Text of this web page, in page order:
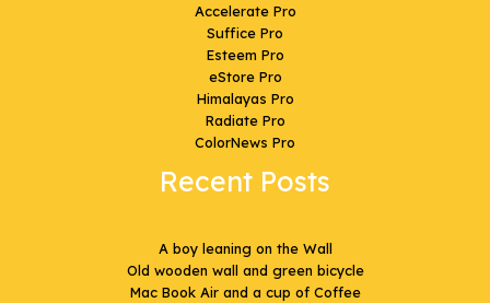
Accelerate Pro
Suffice Pro
Esteem Pro
eStore Pro
Himalayas Pro
Radiate Pro
ColorNews Pro
Recent Posts
A boy leaning on the Wall
Old wooden wall and green bicycle
Mac Book Air and a cup of Coffee